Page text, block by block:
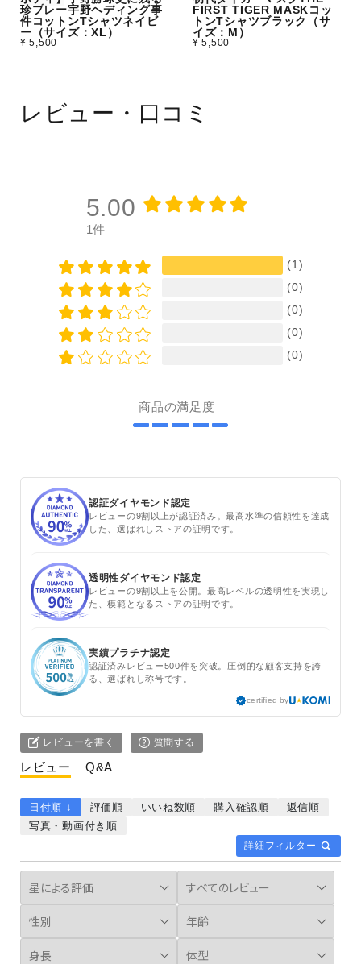
珍プレー宇野ヘディング事
件コットンTシャツネイビ
ー（サイズ：XL）
¥ 5,500
FIRST TIGER MASKコッ
トンTシャツブラック（サ
イズ：M）
¥ 5,500
レビュー・口コミ
5.00
1件
(1)
(0)
(0)
(0)
(0)
商品の満足度
認証ダイヤモンド認定
レビューの9割以上が認証済み。最高水準の信頼性を達成
した、選ばれしストアの証明です。
透明性ダイヤモンド認定
レビューの9割以上を公開。最高レベルの透明性を実現し
た、模範となるストアの証明です。
実績プラチナ認定
認証済みレビュー500件を突破。圧倒的な顧客支持を誇
る、選ばれし称号です。
certified by
レビューを書く 質問する
レビュー Q&A
詳細フィルター
日付順 ↓ 評価順 いいね数順 購入確認順
返信順
写真・動画付き順